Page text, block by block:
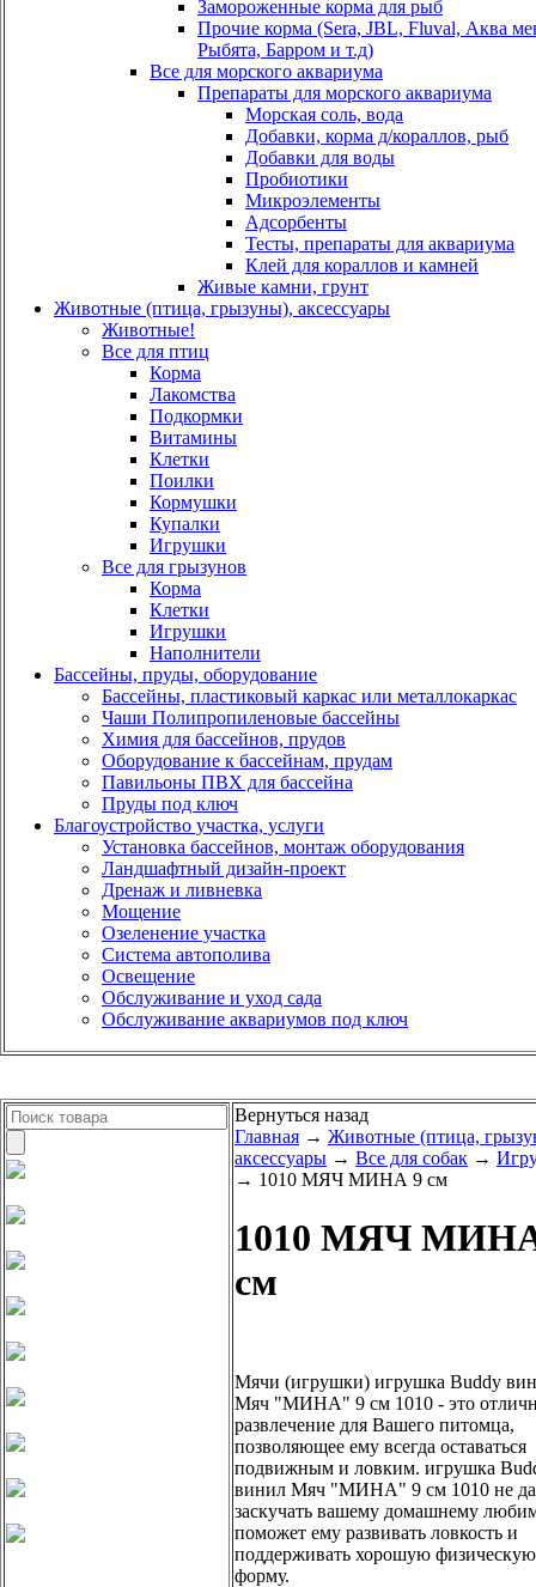
Замороженные корма для рыб
Прочие корма (Sera, JBL, Fluval, Аква
Рыбята, Барром и т.д)
Все для морского аквариума
Препараты для морского аквариума
Морская соль, вода
Добавки, корма д/кораллов, рыб
Добавки для воды
Пробиотики
Микроэлементы
Адсорбенты
Тесты, препараты для аквариума
Клей для кораллов и камней
Живые камни, грунт
Животные (птица, грызуны), аксессуары
Животные!
Все для птиц
Корма
Лакомства
Подкормки
Витамины
Клетки
Поилки
Кормушки
Купалки
Игрушки
Все для грызунов
Корма
Клетки
Игрушки
Наполнители
Бассейны, пруды, оборудование
Бассейны, пластиковый каркас или металлокаркас
Чаши Полипропиленовые бассейны
Химия для бассейнов, прудов
Оборудование к бассейнам, прудам
Павильоны ПВХ для бассейна
Пруды под ключ
Благоустройство участка, услуги
Установка бассейнов, монтаж оборудования
Ландшафтный дизайн-проект
Дренаж и ливневка
Мощение
Озеленение участка
Система автополива
Освещение
Обслуживание и уход сада
Обслуживание аквариумов под ключ
Вернуться назад
Главная → Животные (птица,
аксессуары → Все для собак →
→ 1010 МЯЧ МИНА 9 см
1010 МЯЧ
см
Мячи (игрушки) игрушка Buddy
Мяч "МИНА" 9 см 1010 - это
развлечение для Вашего питомца,
позволяющее ему всегда оставаться
подвижным и ловким. игрушка
винил Мяч "МИНА" 9 см 1010 не
заскучать вашему домашнему
поможет ему развивать ловкость и
поддерживать хорошую физическую
форму.